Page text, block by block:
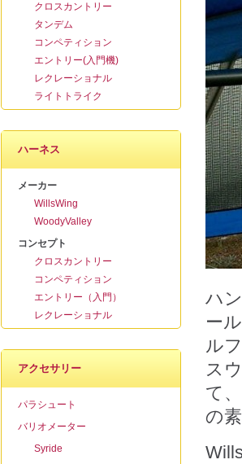
クロスカントリー
タンデム
コンペティション
エントリー(入門機)
レクレーショナル
ライトトライク
ハーネス
メーカー
WillsWing
WoodyValley
コンセプト
クロスカントリー
コンペティション
エントリー（入門）
レクレーショナル
アクセサリー
パラシュート
バリオメーター
Syride
ハ
ー
ル
ス
て
の